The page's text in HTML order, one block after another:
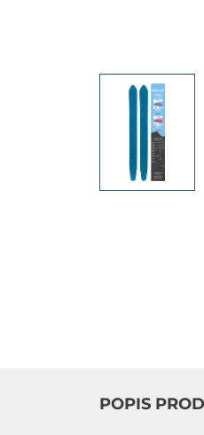
POPIS